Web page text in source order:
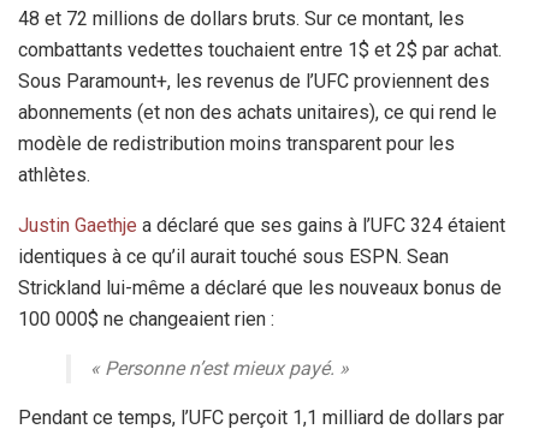
48 et 72 millions de dollars bruts. Sur ce montant, les
combattants vedettes touchaient entre 1$ et 2$ par achat.
Sous Paramount+, les revenus de l’UFC proviennent des
abonnements (et non des achats unitaires), ce qui rend le
modèle de redistribution moins transparent pour les
athlètes.
Justin Gaethje a déclaré que ses gains à l’UFC 324 étaient
identiques à ce qu’il aurait touché sous ESPN. Sean
Strickland lui-même a déclaré que les nouveaux bonus de
100 000$ ne changeaient rien :
« Personne n’est mieux payé. »
Pendant ce temps, l’UFC perçoit 1,1 milliard de dollars par